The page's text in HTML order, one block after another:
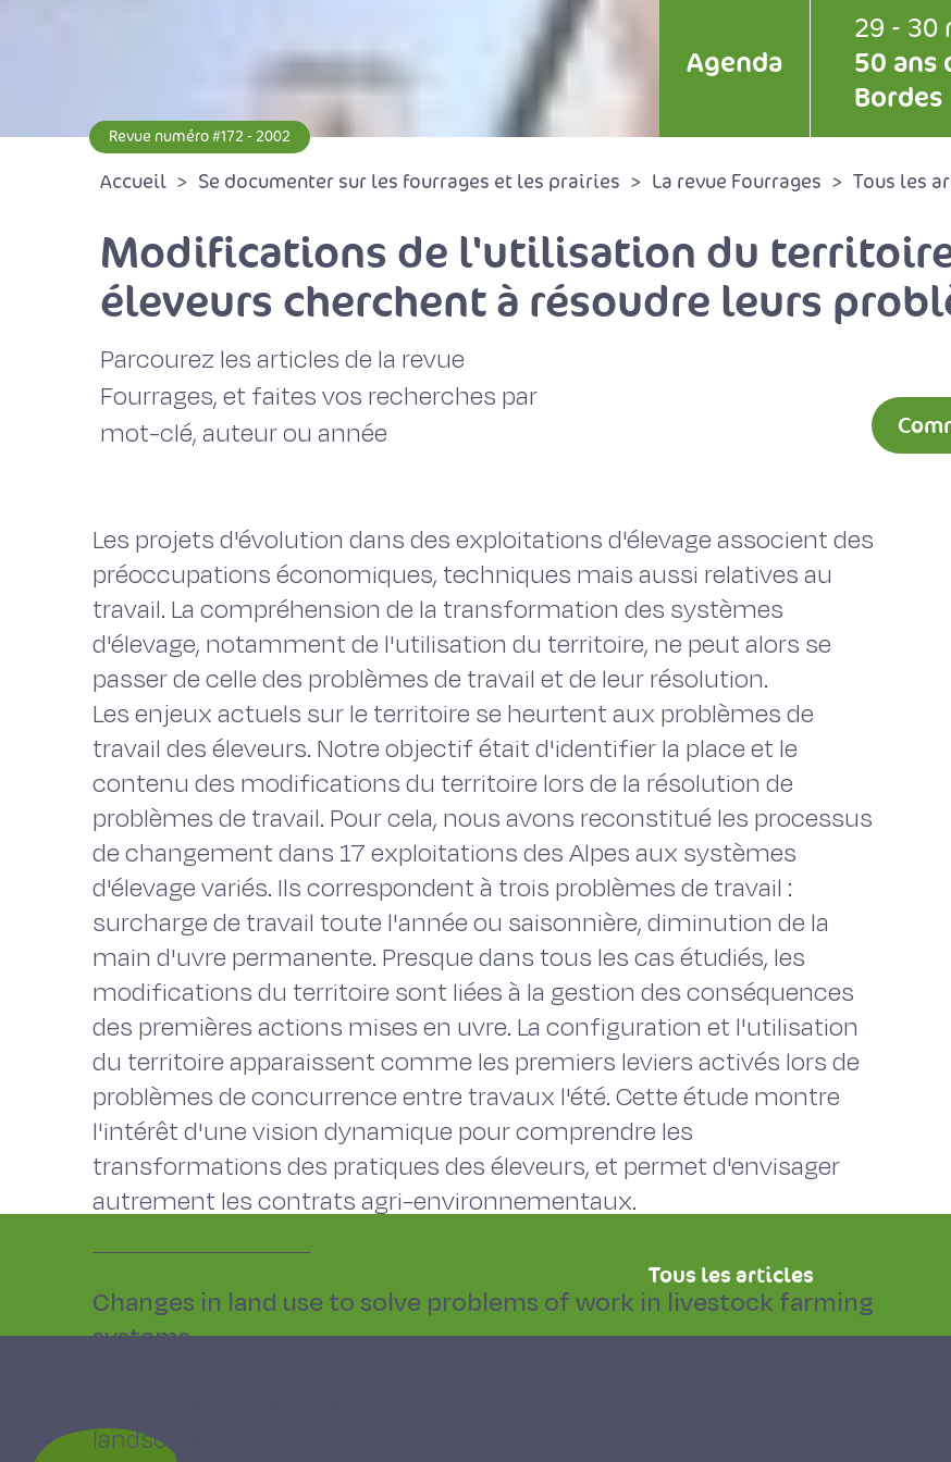
Agenda
29 - 30
50 ans
Bordes
Revue numéro #172 - 2002
Accueil Se documenter sur les fourrages et les prairies La revue Fourrages Tous les
Modifications de l'utilisation du
éleveurs cherchent à résoudre leurs
Parcourez les articles de la revue
Fourrages, et faites vos recherches par
mot-clé, auteur ou année
Les projets d'évolution dans des exploitations d'élevage associent des
préoccupations économiques, techniques mais aussi relatives au
travail. La compréhension de la transformation des systèmes
d'élevage, notamment de l'utilisation du territoire, ne peut alors se
passer de celle des problèmes de travail et de leur résolution.
Les enjeux actuels sur le territoire se heurtent aux problèmes de
travail des éleveurs. Notre objectif était d'identifier la place et le
contenu des modifications du territoire lors de la résolution de
problèmes de travail. Pour cela, nous avons reconstitué les processus
de changement dans 17 exploitations des Alpes aux systèmes
d'élevage variés. Ils correspondent à trois problèmes de travail :
surcharge de travail toute l'année ou saisonnière, diminution de la
main d'uvre permanente. Presque dans tous les cas étudiés, les
modifications du territoire sont liées à la gestion des conséquences
des premières actions mises en uvre. La configuration et l'utilisation
du territoire apparaissent comme les premiers leviers activés lors de
problèmes de concurrence entre travaux l'été. Cette étude montre
l'intérêt d'une vision dynamique pour comprendre les
transformations des pratiques des éleveurs, et permet d'envisager
autrement les contrats agri-environnementaux.
Changes in land use to solve problems of work in livestock farming
systems
landscapes are currently at stake and imply a change in the farming
Tous les articles